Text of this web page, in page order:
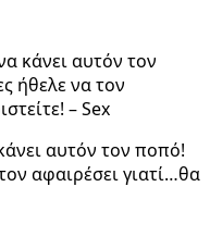
κάνει αυτόν τον
ήθελε να τον
– Sex